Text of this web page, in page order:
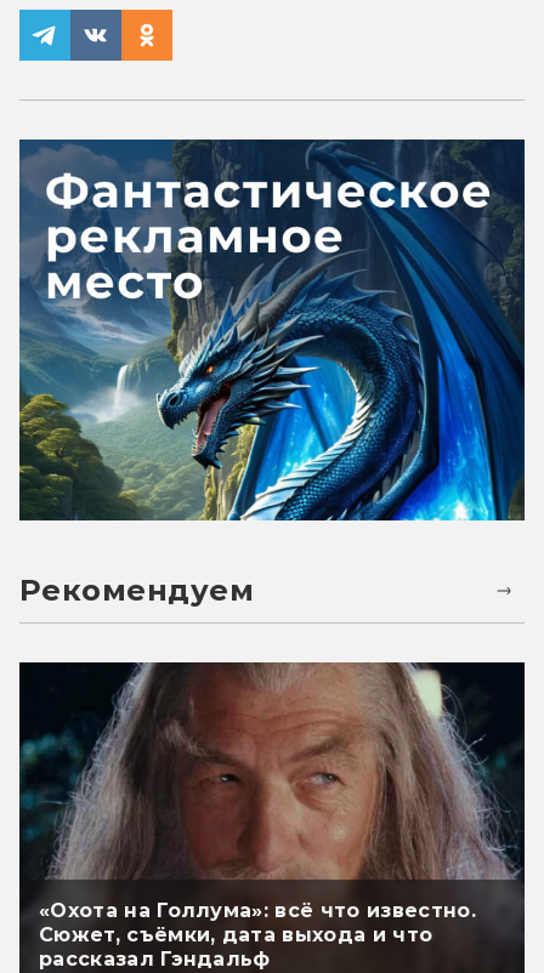
Рекомендуем
«Охота на Голлума»: всё что известно.
Сюжет, съёмки, дата выхода и что
рассказал Гэндальф